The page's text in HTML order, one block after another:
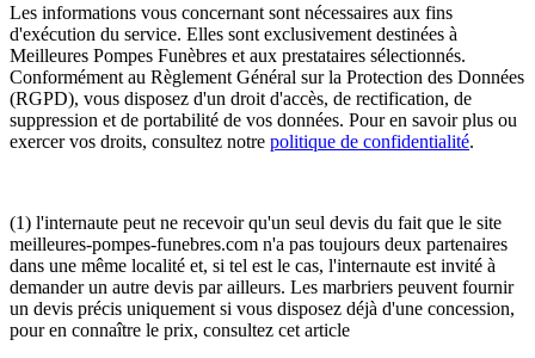
Les informations vous concernant sont nécessaires aux fins
d'exécution du service. Elles sont exclusivement destinées à
Meilleures Pompes Funèbres et aux prestataires sélectionnés.
Conformément au Règlement Général sur la Protection des Données
(RGPD), vous disposez d'un droit d'accès, de rectification, de
suppression et de portabilité de vos données. Pour en savoir plus ou
exercer vos droits, consultez notre politique de confidentialité.
(1) l'internaute peut ne recevoir qu'un seul devis du fait que le site
meilleures-pompes-funebres.com n'a pas toujours deux partenaires
dans une même localité et, si tel est le cas, l'internaute est invité à
demander un autre devis par ailleurs. Les marbriers peuvent fournir
un devis précis uniquement si vous disposez déjà d'une concession,
pour en connaître le prix, consultez cet article